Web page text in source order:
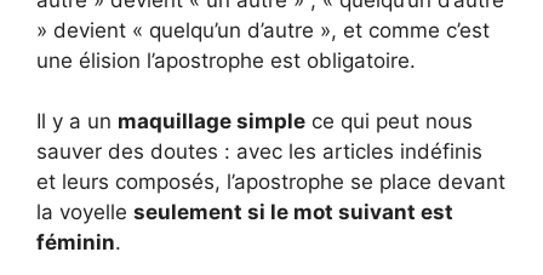
» devient « quelqu’un d’autre », et comme c’est
une élision l’apostrophe est obligatoire.
Il y a un maquillage simple ce qui peut nous
sauver des doutes : avec les articles indéfinis
et leurs composés, l’apostrophe se place devant
la voyelle seulement si le mot suivant est
féminin.